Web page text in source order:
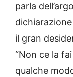
parla
il gran
“Non ce la
qualche